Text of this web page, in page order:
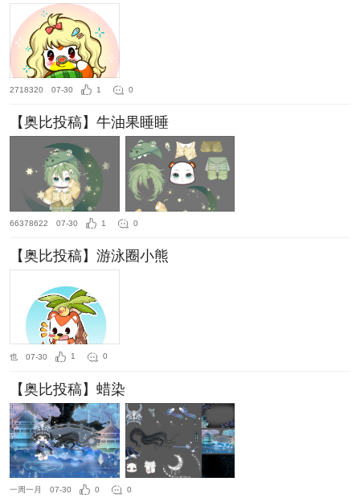
2718320 07-30 1 0
【奥比投稿】牛油果睡睡
66378622 07-30 1 0
【奥比投稿】游泳圈小熊
也 07-30 1 0
【奥比投稿】蜡染
一周一月 07-30 0 0